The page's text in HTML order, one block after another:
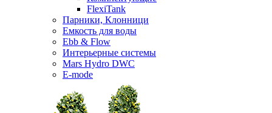
FlexiTank
Парники, Клонници
Емкость для воды
Ebb & Flow
Интерьерные системы
Mars Hydro DWC
E-mode